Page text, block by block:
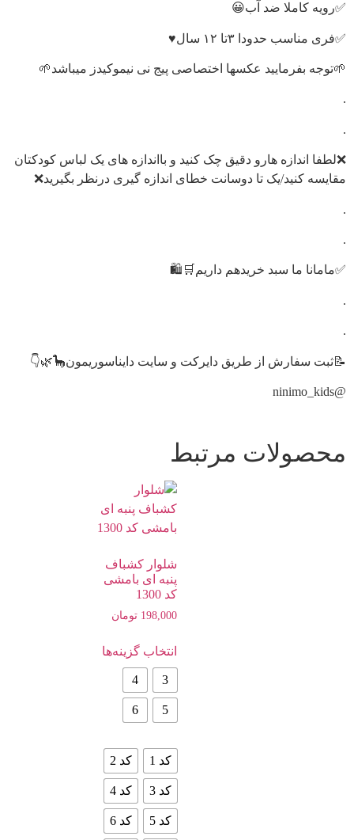
✅رویه کاملا ضد آب😀
✅فری مناسب حدودا ۳تا ۱۲ سال♥️
🌱توجه بفرمایید عکسها اختصاصی پیج نی نیموکیدز میباشد🌱
.
.
❌لطفا اندازه هارو دقیق چک کنید و بااندازه های یک لباس کودکتان
مقایسه کنید/یک تا دوسانت خطای اندازه گیری درنظر بگیرید❌
.
.
✅مامانا ما سبد خریدهم داریم🛒🛍️
.
.
📝ثبت سفارش از طریق دایرکت و سایت دایناسوریمون🦕🌿👇
@ninimo_kids
محصولات مرتبط
شلوار کشباف
پنبه ای بامشی
کد 1300
198,000 تومان
انتخاب گزینه‌ها
3
4
5
6
کد 1 کد 2
کد 3 کد 4
کد 5 کد 6